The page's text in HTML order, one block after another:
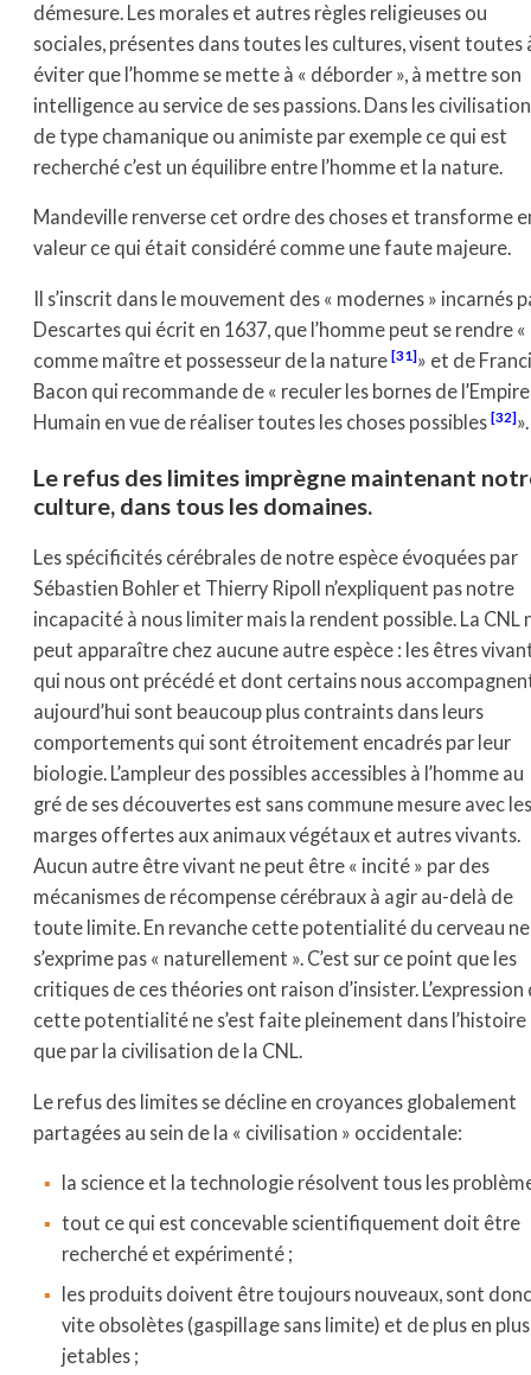
démesure. Les morales et autres règles religieuses ou
sociales, présentes dans toutes les cultures, visent toutes
éviter que l’homme se mette à « déborder », à mettre son
intelligence au service de ses passions. Dans les
de type chamanique ou animiste par exemple ce qui est
recherché c’est un équilibre entre l’homme et la nature.
Mandeville renverse cet ordre des choses et transforme
valeur ce qui était considéré comme une faute majeure.
Il s’inscrit dans le mouvement des « modernes » incarnés
Descartes qui écrit en 1637, que l’homme peut se rendre «
comme maître et possesseur de la nature [31]» et de
Bacon qui recommande de « reculer les bornes de l’Empire
Humain en vue de réaliser toutes les choses possibles [32] ».
Le refus des limites imprègne maintenant
culture, dans tous les domaines.
Les spécificités cérébrales de notre espèce évoquées par
Sébastien Bohler et Thierry Ripoll n’expliquent pas notre
incapacité à nous limiter mais la rendent possible. La CNL
peut apparaître chez aucune autre espèce : les êtres
qui nous ont précédé et dont certains nous
aujourd’hui sont beaucoup plus contraints dans leurs
comportements qui sont étroitement encadrés par leur
biologie. L’ampleur des possibles accessibles à l’homme au
gré de ses découvertes est sans commune mesure avec les
marges offertes aux animaux végétaux et autres vivants.
Aucun autre être vivant ne peut être « incité » par des
mécanismes de récompense cérébraux à agir au-delà de
toute limite. En revanche cette potentialité du cerveau ne
s’exprime pas « naturellement ». C’est sur ce point que les
critiques de ces théories ont raison d’insister. L’expression
cette potentialité ne s’est faite pleinement dans l’histoire
que par la civilisation de la CNL.
Le refus des limites se décline en croyances globalement
partagées au sein de la « civilisation » occidentale:
la science et la technologie résolvent tous les
tout ce qui est concevable scientifiquement doit être
recherché et expérimenté ;
les produits doivent être toujours nouveaux, sont
vite obsolètes (gaspillage sans limite) et de plus en plus
jetables ;